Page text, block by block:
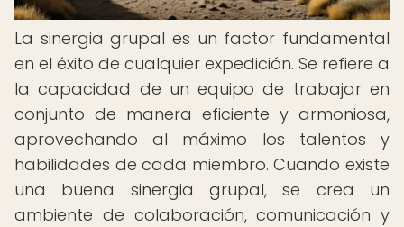
La sinergia grupal es un factor fundamental
en el éxito de cualquier expedición. Se refiere a
la capacidad de un equipo de trabajar en
conjunto de manera eficiente y armoniosa,
aprovechando al máximo los talentos y
habilidades de cada miembro. Cuando existe
una buena sinergia grupal, se crea un
ambiente de colaboración, comunicación y